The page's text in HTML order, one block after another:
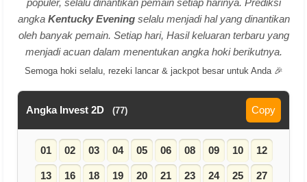
populer, selalu dinantikan pemain setiap harinya. Prediksi
angka Kentucky Eveningselalu menjadi hal yang dinantikan
oleh banyak pemain. Setiap hari, Hasil keluaran terbaru yang
menjadi acuan dalam menentukan angka hoki berikutnya.
Semoga hoki selalu, rezeki lancar & jackpot besar untuk Anda 🎉
Angka Invest 2D (77) Copy
01 02 03 04 05 06 08 09 10 12
13 16 18 19 20 21 23 24 25 27